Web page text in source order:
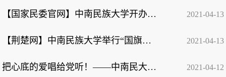
【国家民委官网】中南民族大学开办高层次国际化拔尖人才培养创新实验班 2021-04-13
【荆楚网】中南民族大学举行“国旗下说党史”主题教育活动 2021-04-13
把心底的爱唱给党听！——中南民大举办“青春心向党·乐动心声”主题歌手大赛 2021-04-12